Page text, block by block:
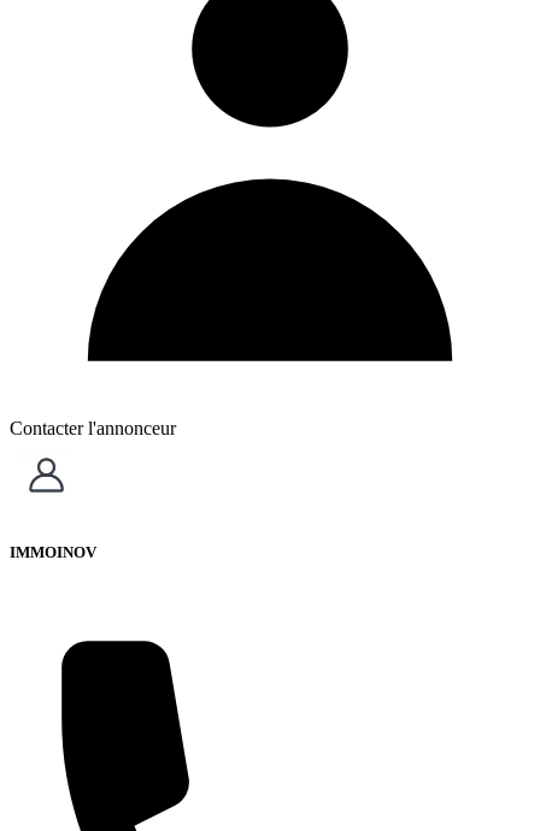
Contacter l'annonceur
IMMOINOV